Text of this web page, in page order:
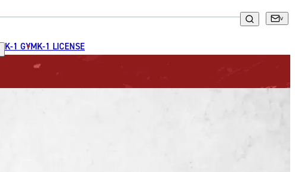
K-1 GYMK-1 LICENSE